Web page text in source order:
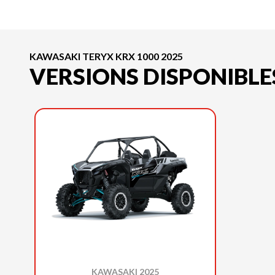
KAWASAKI TERYX KRX 1000 2025
VERSIONS
KAWASAKI 2025